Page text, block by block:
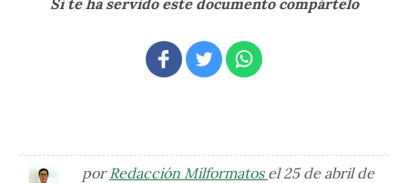
porRedacción Milformatos el 25 de abril de